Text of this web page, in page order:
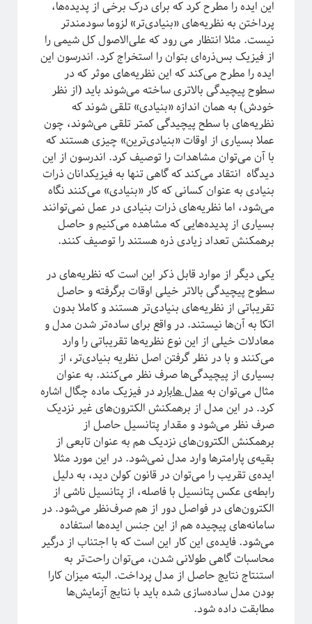
آیا فیزیک می‌تواند شبکه‌های اجتماعی را مدل‌سازی کند؟
برچسب‌ها
Emergence آشوب آینشتین
اخترفیزیک انتخاب رشته انتروپی
انرژی تاریک بازبهنجارش برآمدگی
تحصیلات تکمیلی ترویج علم
درشت-دانه‌بندی دکتری روایتگری در علم
سیستم‌های پیچیده
شبکه‌های پیچیده ظهور
ظهوریافتگی
علم شبکه فاینمن فرکتال
فیزیک فیزیک آماری
ماشین لرنینگ
مقیاس
مکانیک آماری مکانیک کوانتومی
نجوم نسبیت نسبیت عام نیوتون
همه‌گیری پایتون پدیدارگی
پدیده‌های بحرانی پیچیدگی کرونا
کهکشان کوانتوم کیهان شناسی
گذار فاز یادگیری ماشین
این ایده را مطرح کرد که برای درک برخی از پدیده‌ها،
پرداختن به نظریه‌های «بنیادی‌تر» لزوما سودمندتر
نیست. مثلا انتظار می رود که علی‌الاصول کل شیمی را
از فیزیک بس‌ذره‌ای بتوان را استخراج کرد. اندرسون این
ایده را مطرح می‌کند که این نظریه‌های موثر که در
سطوح پیچیدگی بالاتری ساخته می‌شوند باید (از نظر
خودش) به همان اندازه «بنیادی» تلقی شوند که
نظریه‌های با سطح پیچیدگی کمتر تلقی می‌شوند، چون
عملا بسیاری از اوقات «بنیادی‌ترین» چیزی هستند که
با آن می‌توان مشاهدات را توصیف کرد. اندرسون از این
دیدگاه انتقاد می‌کند که گاهی تنها به فیزیکدانان ذرات
بنیادی به عنوان کسانی که کار «بنیادی» می‌کنند نگاه
می‌شود، اما نظریه‌های ذرات بنیادی در عمل نمی‌توانند
بسیاری از پدیده‌هایی که مشاهده می‌کنیم و حاصل
برهمکنش تعداد زیادی ذره هستند را توصیف کنند.
یکی دیگر از موارد قابل ذکر این است که نظریه‌های در
سطوح پیچیدگی بالاتر خیلی اوقات برگرفته و حاصل
تقریباتی از نظریه‌های بنیادی‌تر هستند و کاملا بدون
اتکا به آن‌ها نیستند. در واقع برای ساده‌تر شدن مدل و
معادلات خیلی از این نوع نظریه‌ها تقریباتی را وارد
می‌کنند و با در نظر گرفتن اصل نظریه بنیادی‌تر، از
بسیاری از پیچیدگی‌ها صرف نظر می‌کنند. به عنوان
مثال می‌توان بهمدل هابارددر فیزیک ماده چگال اشاره
کرد. در این مدل از برهمکنش الکترون‌های غیر نزدیک
صرف نظر می‌شود و مقدار پتانسیل حاصل از
برهمکنش الکترون‌های نزدیک هم به عنوان تابعی از
بقیه‌ی پارامترها وارد مدل نمی‌شود. در این مورد مثلا
ایده‌ی تقریب را می‌توان در قانون کولن دید، به دلیل
رابطه‌ی عکس پتانسیل با فاصله، از پتانسیل ناشی از
الکترون‌های در فواصل دور از هم صرف‌نظر می‌شود. در
سامانه‌های پیچیده هم از این جنس ایده‌ها استفاده
می‌شود. فایده‌ی این کار این است که با اجتناب از درگیر
محاسبات گاهی طولانی شدن، می‌توان راحت‌تر به
استنتاج نتایج حاصل از مدل پرداخت. البته میزان کارا
بودن مدل ساده‌سازی شده باید با نتایج آزمایش‌ها
مطابقت داده شود.